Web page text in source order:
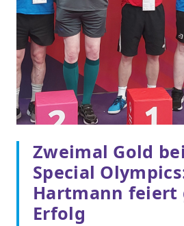
Zweimal Gold
Special
Hartmann feiert
Erfolg